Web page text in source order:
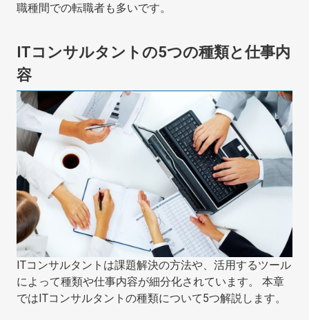
職種間での転職者も多いです。
ITコンサルタントの5つの種類と仕事内
容
ITコンサルタントは課題解決の方法や、活用するツール
によって種類や仕事内容が細分化されています。 本章
ではITコンサルタントの種類について5つ解説します。